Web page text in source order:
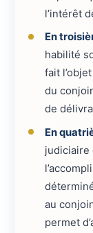
l’intérêt
En
habilité
fait
du
de
En
judiciaire
au
permet